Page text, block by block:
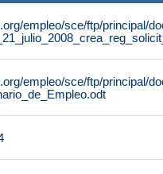
empleo/sce/ftp/principal/
empleo/sce/ftp/principal/